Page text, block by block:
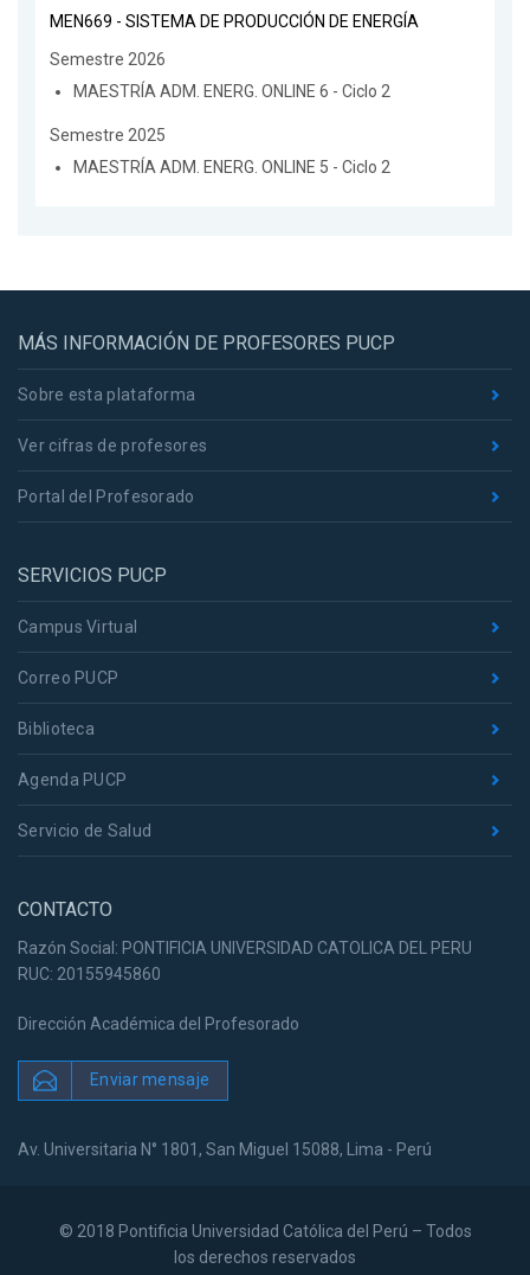
MEN669 - SISTEMA DE PRODUCCIÓN DE ENERGÍA
Semestre 2026
MAESTRÍA ADM. ENERG. ONLINE 6 - Ciclo 2
Semestre 2025
MAESTRÍA ADM. ENERG. ONLINE 5 - Ciclo 2
MÁS INFORMACIÓN DE PROFESORES PUCP
Sobre esta plataforma
Ver cifras de profesores
Portal del Profesorado
SERVICIOS PUCP
Campus Virtual
Correo PUCP
Biblioteca
Agenda PUCP
Servicio de Salud
CONTACTO
Razón Social: PONTIFICIA UNIVERSIDAD CATOLICA DEL PERU
RUC: 20155945860
Dirección Académica del Profesorado
Enviar mensaje
Av. Universitaria N° 1801, San Miguel 15088, Lima - Perú
© 2018 Pontificia Universidad Católica del Perú – Todos
los derechos reservados